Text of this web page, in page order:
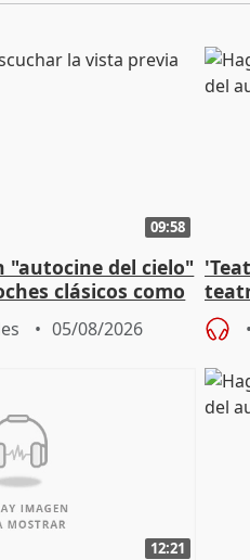
09:58
"autocine del cielo"
clásicos como
05/08/2026
12:21